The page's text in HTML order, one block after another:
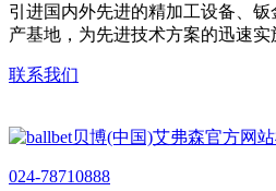
引进国内外先进的精加工设备、
产基地，为先进技术方案的迅速实
联系我们
024-78710888